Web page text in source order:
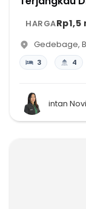
HARGA
Gedebage,
3 4
intan